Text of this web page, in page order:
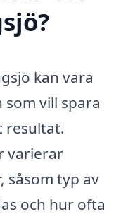
kan vara
vill spara
resultat.
varierar
såsom typ av
och hur ofta